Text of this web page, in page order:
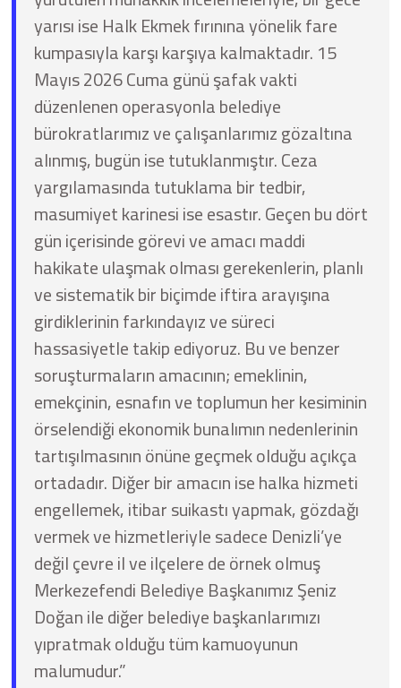
yarısı ise Halk Ekmek fırınına yönelik fare
kumpasıyla karşı karşıya kalmaktadır. 15
Mayıs 2026 Cuma günü şafak vakti
düzenlenen operasyonla belediye
bürokratlarımız ve çalışanlarımız gözaltına
alınmış, bugün ise tutuklanmıştır. Ceza
yargılamasında tutuklama bir tedbir,
masumiyet karinesi ise esastır. Geçen bu dört
gün içerisinde görevi ve amacı maddi
hakikate ulaşmak olması gerekenlerin, planlı
ve sistematik bir biçimde iftira arayışına
girdiklerinin farkındayız ve süreci
hassasiyetle takip ediyoruz. Bu ve benzer
soruşturmaların amacının; emeklinin,
emekçinin, esnafın ve toplumun her kesiminin
örselendiği ekonomik bunalımın nedenlerinin
tartışılmasının önüne geçmek olduğu açıkça
ortadadır. Diğer bir amacın ise halka hizmeti
engellemek, itibar suikastı yapmak, gözdağı
vermek ve hizmetleriyle sadece Denizli’ye
değil çevre il ve ilçelere de örnek olmuş
Merkezefendi Belediye Başkanımız Şeniz
Doğan ile diğer belediye başkanlarımızı
yıpratmak olduğu tüm kamuoyunun
malumudur.”